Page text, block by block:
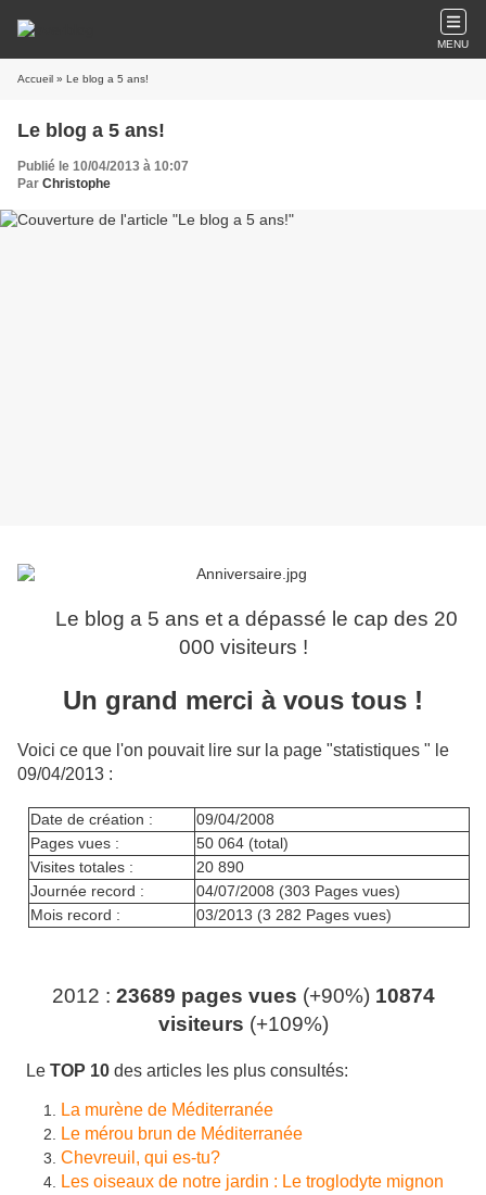
MENU
Accueil » Le blog a 5 ans!
Le blog a 5 ans!
Publié le 10/04/2013 à 10:07
Par Christophe
Le blog a 5 ans et a dépassé le cap des 20
000 visiteurs !
Un grand merci à vous tous !
Voici ce que l'on pouvait lire sur la page "statistiques " le
09/04/2013 :
Date de création :
09/04/2008
Pages vues :
50 064 (total)
Visites totales :
20 890
Journée record :
04/07/2008 (303 Pages vues)
Mois record :
03/2013 (3 282 Pages vues)
2012 : 23689 pages vues (+90%) 10874
visiteurs (+109%)
Le TOP 10 des articles les plus consultés:
La murène de Méditerranée
Le mérou brun de Méditerranée
Chevreuil, qui es-tu?
Les oiseaux de notre jardin : Le troglodyte mignon